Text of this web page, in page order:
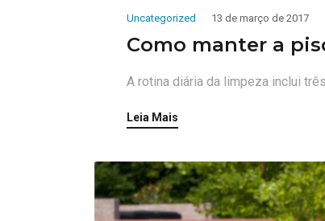
Uncategorized 13 de março de 2017
Como manter a
A rotina diária da limpeza inclui
Leia Mais